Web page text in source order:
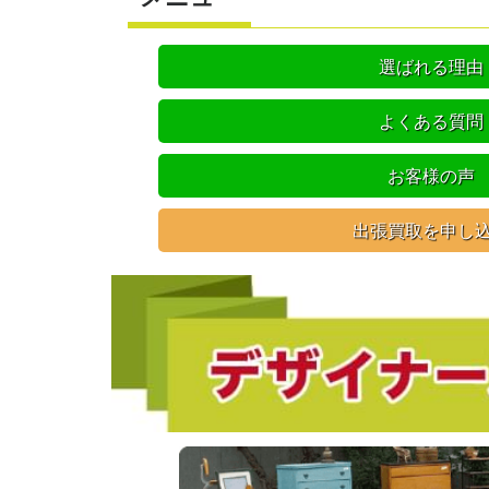
選ばれる理由
よくある質問
お客様の声
出張買取を申し